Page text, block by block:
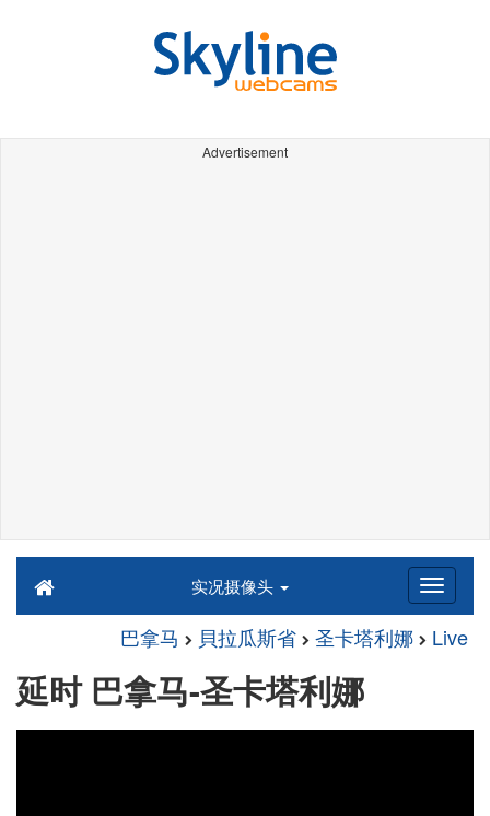
Advertisement
实况摄像头
巴拿马 貝拉瓜斯省 圣卡塔利娜 Live
延时 巴拿马-圣卡塔利娜